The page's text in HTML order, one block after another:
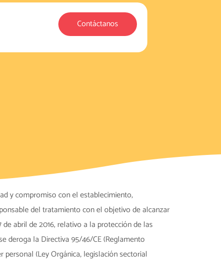
Contáctanos
y compromiso con el establecimiento,
del tratamiento con el objetivo de alcanzar
abril de 2016, relativo a la protección de las
deroga la Directiva 95/46/CE (Reglamento
personal (Ley Orgánica, legislación sectorial